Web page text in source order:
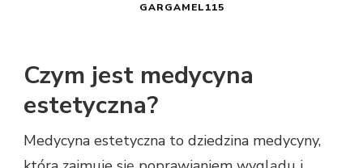
GARGAMEL115
Czym jest medycyna
estetyczna?
Medycyna estetyczna to dziedzina medycyny,